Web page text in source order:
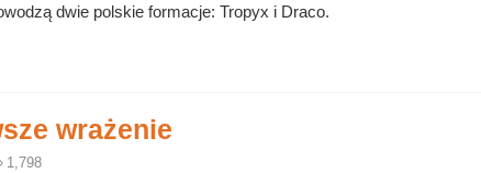
dwie polskie formacje: Tropyx i Draco.
wrażenie
1,798